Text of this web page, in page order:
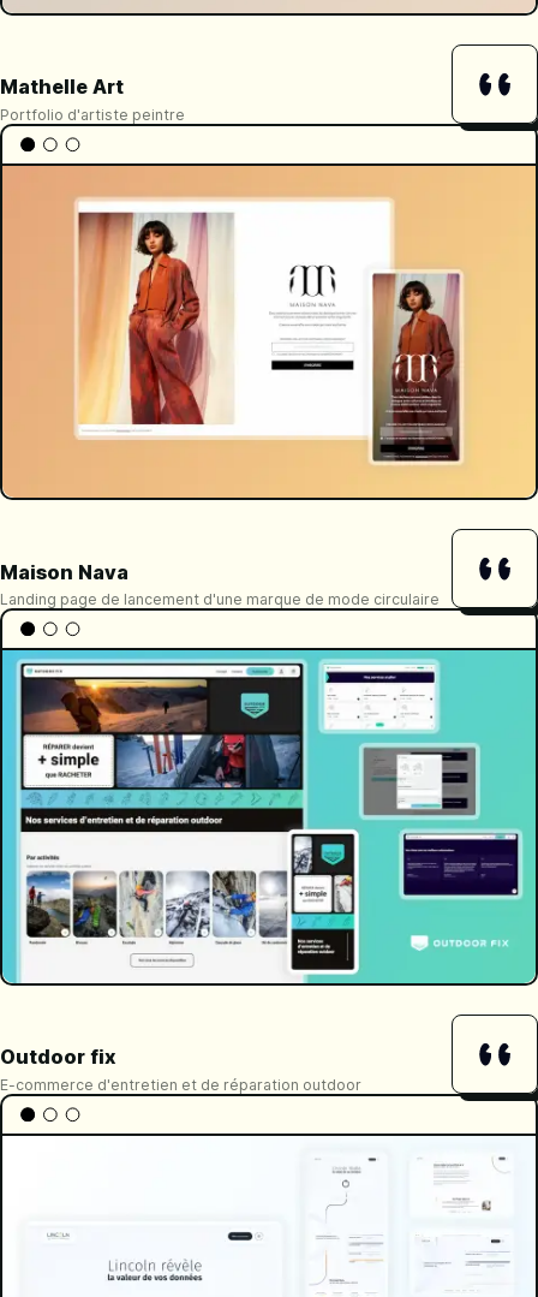
Mathelle Art
Portfolio d'artiste peintre
Maison Nava
Landing page de lancement d'une marque de mode circulaire
Outdoor fix
E-commerce d'entretien et de réparation outdoor